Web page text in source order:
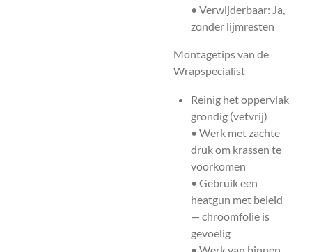
• Verwijderbaar: Ja,
zonder lijmresten
Montagetips van de
Wrapspecialist
Reinig het oppervlak
grondig (vetvrij)
• Werk met zachte
druk om krassen te
voorkomen
• Gebruik een
heatgun met beleid
— chroomfolie is
gevoelig
• Werk van binnen